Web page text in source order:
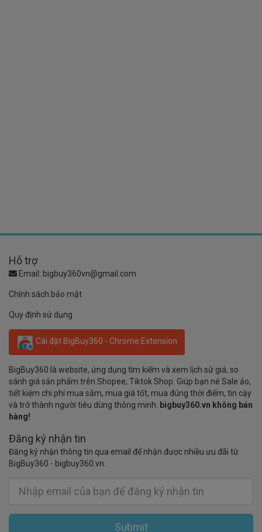
Hỗ trợ
Email: bigbuy360vn@gmail.com
Chính sách bảo mật
Quy định sử dụng
Cài đặt BigBuy360 - Chrome Extension
BigBuy360 là website, ứng dụng tìm kiếm và xem lịch sử giá, so
sánh giá sản phẩm trên Shopee, Tiktok Shop. Giúp bạn né Sale ảo,
tiết kiệm chi phí mua sắm, mua giá tốt, mua đúng thời điểm, tin cậy
và trở thành người tiêu dùng thông minh. bigbuy360.vn không bán
hàng!
Đăng ký nhận tin
Đăng ký nhận thông tin qua email để nhận được nhiều ưu đãi từ
BigBuy360 - bigbuy360.vn.
Submit